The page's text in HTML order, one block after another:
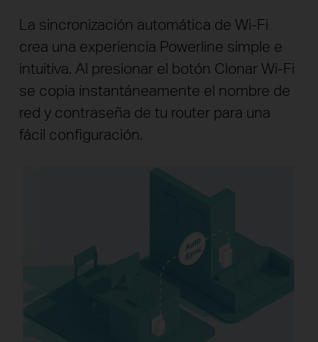
La sincronización automática de Wi-Fi
crea una experiencia Powerline simple e
intuitiva. Al presionar el botón Clonar Wi-Fi
se copia instantáneamente el nombre de
red y contraseña de tu router para una
fácil configuración.